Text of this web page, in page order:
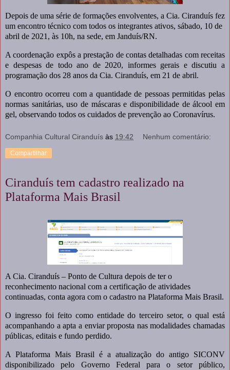
Depois de uma série de formações envolventes, a Cia. Ciranduís fez
um encontro técnico com todos os integrantes ativos, sábado, 10 de
abril de 2021, às 10h, na sede, em Janduís/RN.
A coordenação expôs a prestação de contas detalhadas com receitas
e despesas de todo ano de 2020, informes gerais e discutiu a
programação dos 28 anos da Cia. Ciranduís, em 21 de abril.
O encontro ocorreu com a quantidade de pessoas permitidas pelas
normas sanitárias, uso de máscaras e disponibilidade de álcool em
gel, observando todos os cuidados de prevenção ao Coronavírus.
Companhia Cultural Ciranduís às 19:42 Nenhum comentário:
Compartilhar
Ciranduís tem cadastro realizado na
Plataforma Mais Brasil
A Cia. Ciranduís – Ponto de Cultura depois de ter o
reconhecimento nacional com a certificação de atividades
continuadas, conta agora com o cadastro na Plataforma Mais Brasil.
O ingresso foi feito como entidade do terceiro setor, o qual está
acompanhando a apta a enviar proposta nas modalidades chamadas
públicas, editais e fundo perdido.
A Plataforma Mais Brasil é a atualização do antigo SICONV
disponibilizado pelo Governo Federal para o setor público,